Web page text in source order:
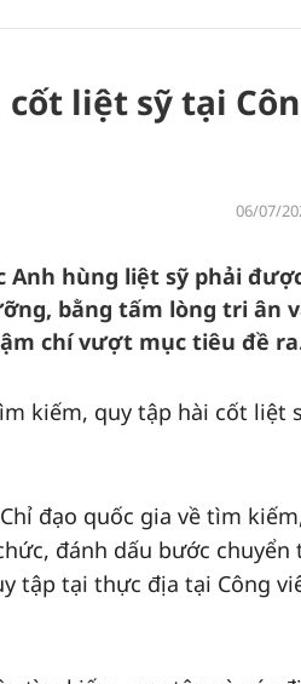
liệt sỹ tại
06/07/
Anh hùng liệt sỹ phải
bằng tấm lòng tri ân
chí vượt mục tiêu đề
kiếm, quy tập hài cốt liệt
đạo quốc gia về tìm
đánh dấu bước chuyển
tập tại thực địa tại Công